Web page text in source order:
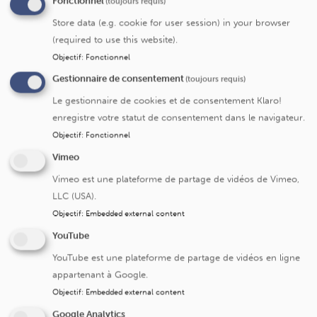
Les Cliniques universitaires Saint-Luc ont mis en place
une structure de gestion centralisée de la recherche
clinique, un « Clinical Trial Center (CTC)». Le CTC a pour
mission de professionnaliser la recherche clinique dans
l’institution et de couvrir tous les aspects relatifs à la
recherche commerciale et à la recherche académique
tant sur le plan économique qu’organisationnel.
La présentation du service, la liste des personnes de
contact et leurs coordonnées ainsi que les formations en
bonnes pratiques cliniques sont disponible viace lien
Le Comité D’Ethique Hospitalo-Facultaire
(CEHF)
Le rôle du comité d’éthique hospitalo-facultaire est
nécessaire et obligatoire car en tant qu’instance
indépendante, il s’assure du respect des droits et de la
sécurité des participants aux études cliniques : toute
Store data (e.g. cookie for user session) in your browser
(required to use this website).
Objectif: Fonctionnel
Gestionnaire de consentement(toujours requis)
Le gestionnaire de cookies et de consentement Klaro!
enregistre votre statut de consentement dans le navigateur.
Objectif: Fonctionnel
Vimeo
Vimeo est une plateforme de partage de vidéos de Vimeo,
LLC (USA).
Objectif: Embedded external content
YouTube
YouTube est une plateforme de partage de vidéos en ligne
appartenant à Google.
Objectif: Embedded external content
Google Analytics